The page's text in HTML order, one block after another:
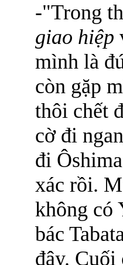
-"Trong
giao hiệp
mình là
còn gặp
thôi chết
cờ đi
đi
xác rồi.
không có
bác
đây. Cuối